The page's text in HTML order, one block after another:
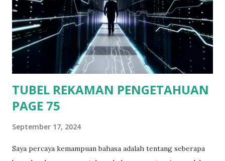
samping ruangan kapten pengemudi fery. Saat itu bulan
telah terlihat dengan terang, suasana langit yang cerah
membuat bulan dan bintang terlihat terang dan jelas. Sambil
memandang ke langit dengan hiasan bulan dan bintang yang
terlihat begitu indah. Ditambah hembusan angin laut malam
ya...
TUBEL REKAMAN PENGETAHUAN
PAGE 75
September 17, 2024
Saya percaya kemampuan bahasa adalah tentang seberapa